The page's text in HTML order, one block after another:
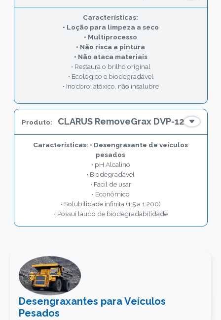
• Loção para limpeza a seco
• Multiprocesso
• Não risca a pintura
• Não ataca materiais
• Restaura o brilho original
• Ecológico e biodegradável
• Inodoro, atóxico, não insalubre
CLARUS RemoveGrax DVP-12
• Desengraxante de veículos
pesados
• pH Alcalino
• Biodegradável
• Fácil de usar
• Econômico
• Solubilidade infinita (1:5 a 1:200)
• Possui laudo de biodegradabilidade
Desengraxantes para Veículos
Pesados